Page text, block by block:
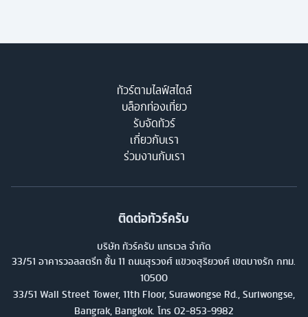
ทัวร์ตามไลฟ์สไตล์
บล็อกท่องเที่ยว
รับจัดทัวร์
เกี่ยวกับเรา
ร่วมงานกับเรา
ติดต่อทัวร์ครับ
บริษัท ทัวร์ครับ แทรเวล จำกัด
33/51 อาคารวอลสตรีท ชั้น 11 ถนนสุรวงศ์ แขวงสุริยวงศ์ เขตบางรัก กทม.
10500
33/51 Wall Street Tower, 11th Floor, Surawongse Rd., Suriwongse,
Bangrak, Bangkok. โทร 02-853-9982